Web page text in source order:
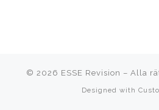
© 2026 ESSE Revision – Alla
Designed with